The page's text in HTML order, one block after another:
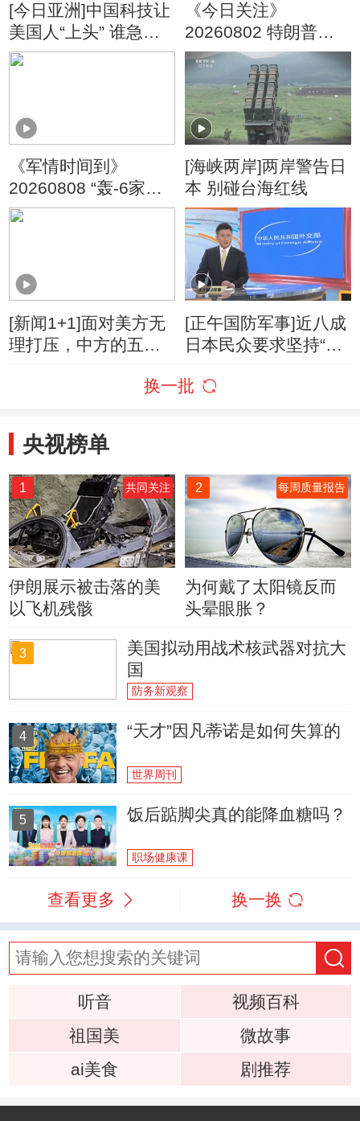
[今日亚洲]中国科技让
美国人“上头” 谁急
了？
《今日关注》
20260802 特朗普叫
停“最大规模”打击 伊
朗称摧毁美军F-35战
机
《军情时间到》
20260808 “轰-6家族”
亮剑海天
[海峡两岸]两岸警告日
本 别碰台海红线
[新闻1+1]面对美方无
理打压，中方的五项
[正午国防军事]近八成
日本民众要求坚持“无
部：民心不可违
换一批
央视榜单
1 共同关注
伊朗展示被击落的美
以飞机残骸
2 每周质量报告
为何戴了太阳镜反而
头晕眼胀？
3
美国拟动用战术核武器对抗大
国
防务新观察
4 “天才”因凡蒂诺是如何失算的
世界周刊
5 饭后踮脚尖真的能降血糖吗？
职场健康课
查看更多 换一换
听音
视频百科
祖国美
微故事
ai美食
剧推荐